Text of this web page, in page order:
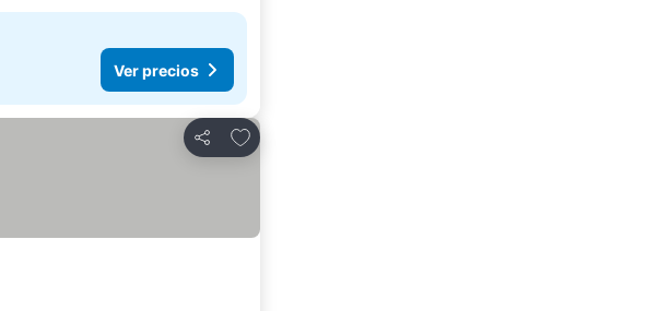
Ver precios
Compartir
Agregar a favoritos